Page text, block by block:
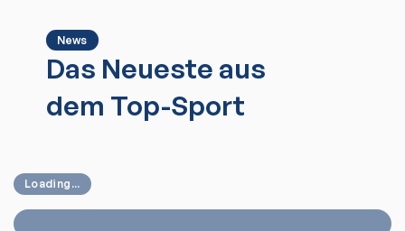
News
Das Neueste aus
dem Top-Sport
Loading...